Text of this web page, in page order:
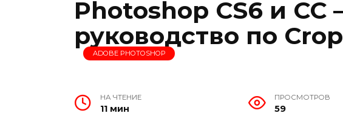
Photoshop CS6 и
руководство по
ADOBE PHOTOSHOP
НА ЧТЕНИЕ
11 мин
ПРОСМОТРОВ
59